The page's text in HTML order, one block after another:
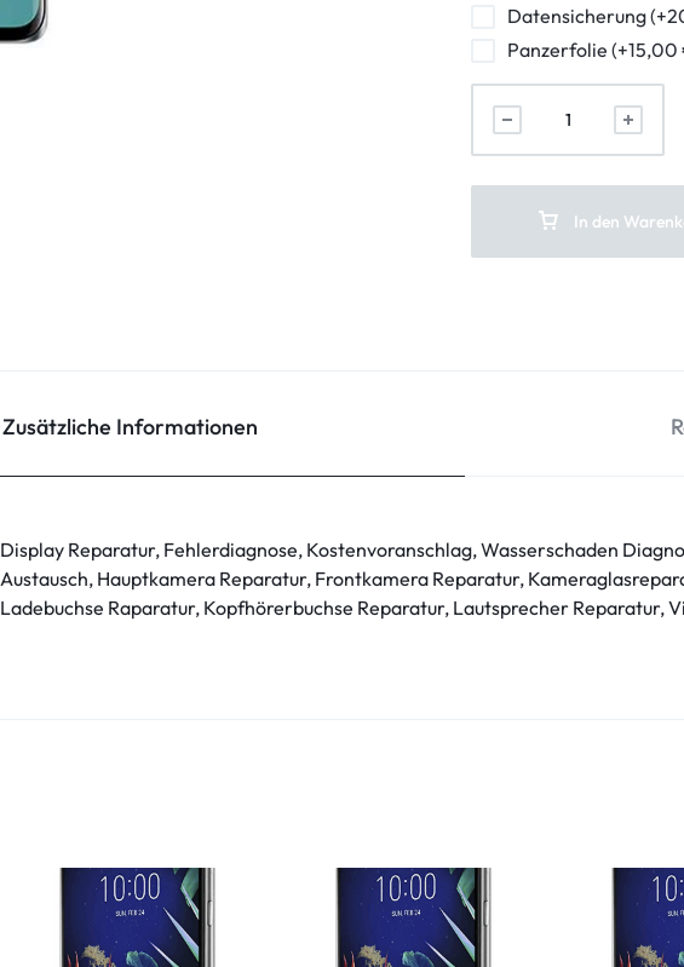
Datensicherung
Panzerfolie (+15,00
In den
Zusätzliche Informationen
Display Reparatur, Fehlerdiagnose, Kostenvoranschlag, Wasserschaden
Austausch, Hauptkamera Reparatur, Frontkamera Reparatur,
Ladebuchse Raparatur, Kopfhörerbuchse Reparatur, Lautsprecher Reparatur,